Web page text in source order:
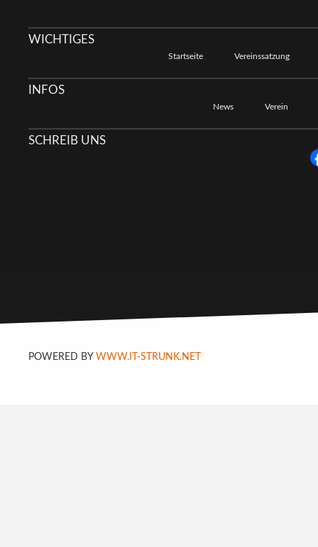
WICHTIGES
Startseite Vereinssatzung
INFOS
News Verein
SCHREIB UNS
POWERED BY WWW.IT-STRUNK.NET